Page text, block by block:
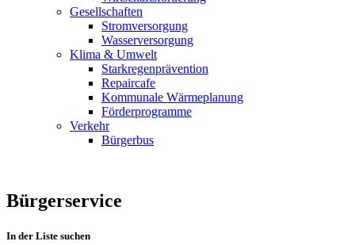
Gesellschaften
Stromversorgung
Wasserversorgung
Klima & Umwelt
Starkregenprävention
Repaircafe
Kommunale Wärmeplanung
Förderprogramme
Verkehr
Bürgerbus
Bürgerservice
In der Liste suchen